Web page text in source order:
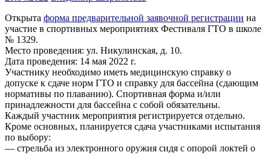
Открыта форма предварительной заявочной регистрации на
участие в спортивных мероприятиях Фестиваля ГТО в школе
№ 1329.
Место проведения: ул. Никулинская, д. 10.
Дата проведения: 14 мая 2022 г.
Участнику необходимо иметь медицинскую справку о
допуске к сдаче норм ГТО и справку для бассейна (сдающим
нормативы по плаванию). Спортивная форма и/или
принадлежности для бассейна с собой обязательны.
Каждый участник мероприятия регистрируется отдельно.
Кроме основных, планируется сдача участниками испытания
по выбору:
— стрельба из электронного оружия сидя с опорой локтей о